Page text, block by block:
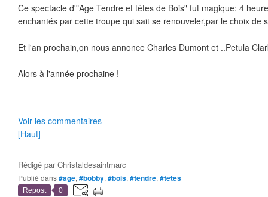
Ce spectacle d'"Age Tendre et têtes de Bois" fut magique: 4
enchantés par cette troupe qui sait se renouveler,par le choix de
Et l'an prochain,on nous annonce Charles Dumont et ..Petula
Alors à l'année prochaine !
Voir les commentaires
[Haut]
Rédigé parChristaldesaintmarc
Publié dans#age, #bobby, #bois, #tendre, #tetes
Repost 0